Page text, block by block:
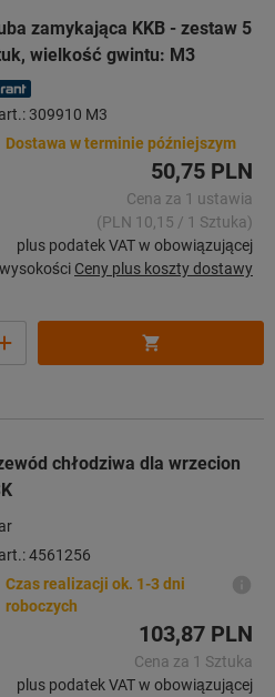
zamykająca KKB - zestaw 5
wielkość gwintu: M3
309910 M3
Dostawa w terminie późniejszym
50,75 PLN
Cena za 1 ustawia
(PLN 10,15 / 1 Sztuka)
plus podatek VAT w obowiązującej
wysokości Ceny plus koszty dostawy
chłodziwa dla wrzecion
4561256
Czas realizacji ok. 1-3 dni
roboczych
103,87 PLN
Cena za 1 Sztuka
plus podatek VAT w obowiązującej